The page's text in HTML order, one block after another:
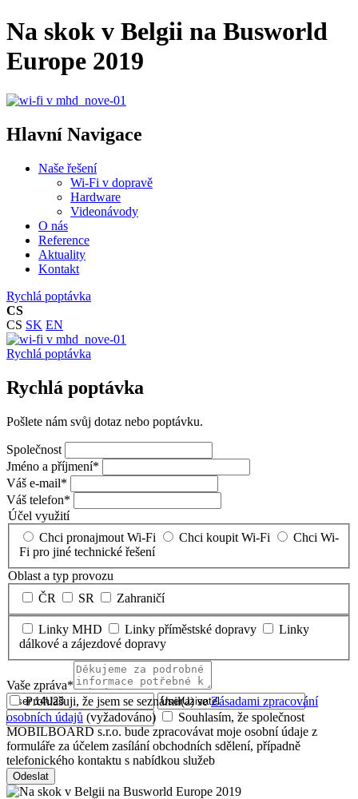
Na skok v Belgii na Busworld
Europe 2019
Hlavní Navigace
Naše řešení
Wi-Fi v dopravě
Hardware
Videonávody
O nás
Reference
Aktuality
Kontakt
Rychlá poptávka
CS
CS SK EN
Rychlá poptávka
Rychlá poptávka
Pošlete nám svůj dotaz nebo poptávku.
Společnost
Jméno a příjmení*
Váš e-mail*
Váš telefon*
Účel využití
Chci pronajmout Wi-Fi
Chci koupit Wi-Fi
Chci Wi-
Fi pro jiné technické řešení
Oblast a typ provozu
ČR
SR Zahraničí
Linky MHD Linky příměstské dopravy
Linky
dálkové a zájezdové dopravy
Vaše zpráva*
Prohlašuji, že jsem se seznámil(a) seZásadami zpracování
osobních údajů (vyžadováno)
Souhlasím, že společnost
MOBILBOARD s.r.o. bude zpracovávat moje osobní údaje z
formuláře za účelem zasílání obchodních sdělení, případně
telefonického kontaktu s nabídkou služeb
Odeslat